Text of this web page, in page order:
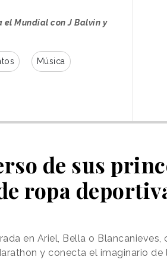
J Balvin, la
y productor Travis
de guitarra, pero
pensada para sonar
y diseño del artista
de
Lamine Yamal,
generaciones. Se
Paramount Times
el Mundial con J Balvin y
Música
de sus
ropa
en Ariel, Bella o
y conecta el imaginario